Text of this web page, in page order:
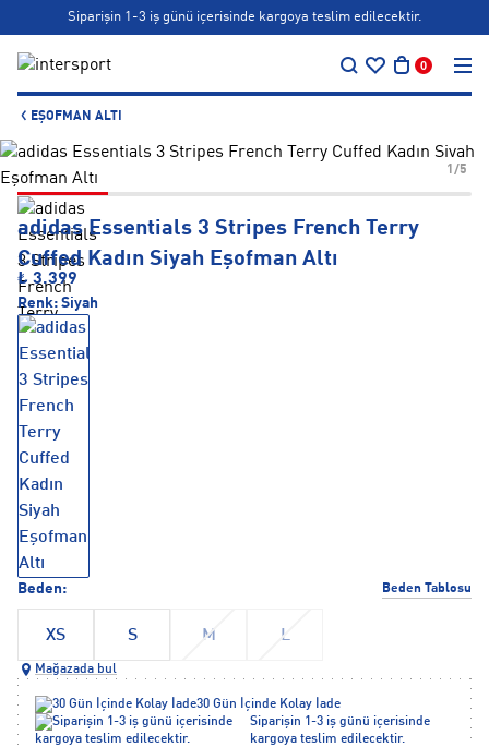
Siparişin 1-3 iş günü içerisinde kargoya teslim edilecektir.
Bonus kartlara özel vade farksız taksit seçenekleri!
0
EŞOFMAN ALTI
1/5
adidas Essentials 3 Stripes French Terry
Cuffed Kadın Siyah Eşofman Altı
₺ 3.399
Beden: Beden Tablosu
XS S M L
Renk: Siyah
Mağazada bul
30 Gün İçinde Kolay İade
Siparişin 1-3 iş günü içerisinde
kargoya teslim edilecektir.